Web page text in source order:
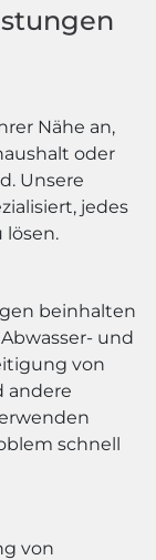
Nähe an,
oder
Unsere
jedes
lösen.
beinhalten
und
von
andere
schnell
von